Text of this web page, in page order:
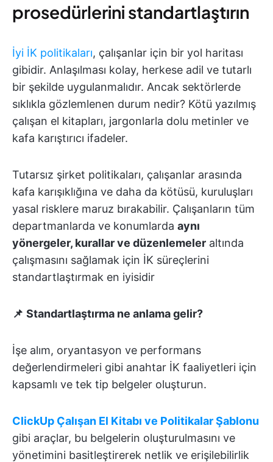
prosedürlerini standartlaştırın
İyi İK politikaları, çalışanlar için bir yol haritası
gibidir. Anlaşılması kolay, herkese adil ve tutarlı
bir şekilde uygulanmalıdır. Ancak sektörlerde
sıklıkla gözlemlenen durum nedir? Kötü yazılmış
çalışan el kitapları, jargonlarla dolu metinler ve
kafa karıştırıcı ifadeler.
Tutarsız şirket politikaları, çalışanlar arasında
kafa karışıklığına ve daha da kötüsü, kuruluşları
yasal risklere maruz bırakabilir. Çalışanların tüm
departmanlarda ve konumlarda aynı
yönergeler, kurallar ve düzenlemeler altında
çalışmasını sağlamak için İK süreçlerini
standartlaştırmak en iyisidir
📌 Standartlaştırma ne anlama gelir?
İşe alım, oryantasyon ve performans
değerlendirmeleri gibi anahtar İK faaliyetleri için
kapsamlı ve tek tip belgeler oluşturun.
ClickUp Çalışan El Kitabı ve Politikalar Şablonu
gibi araçlar, bu belgelerin oluşturulmasını ve
yönetimini basitleştirerek netlik ve erişilebilirlik